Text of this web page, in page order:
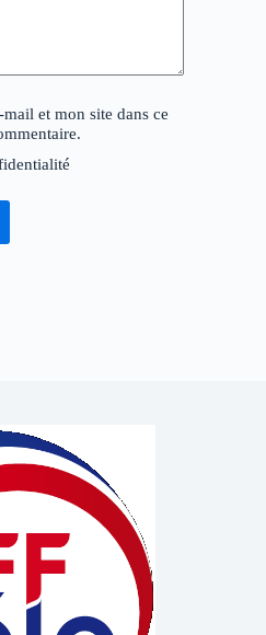
et mon site dans ce